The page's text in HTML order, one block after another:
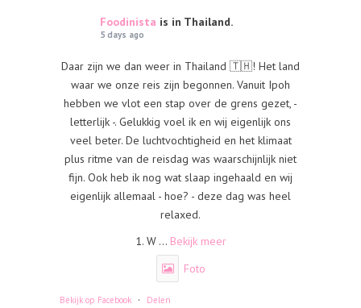
Foodinista is in Thailand.
5 days ago
Daar zijn we dan weer in Thailand 🇹🇭! Het land
waar we onze reis zijn begonnen. Vanuit Ipoh
hebben we vlot een stap over de grens gezet, -
letterlijk -. Gelukkig voel ik en wij eigenlijk ons
veel beter. De luchtvochtigheid en het klimaat
plus ritme van de reisdag was waarschijnlijk niet
fijn. Ook heb ik nog wat slaap ingehaald en wij
eigenlijk allemaal - hoe? - deze dag was heel
relaxed.
1. W ... Bekijk meer
Foto
Bekijk op Facebook · Delen